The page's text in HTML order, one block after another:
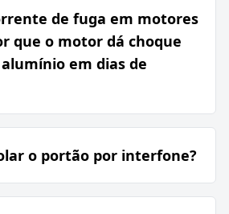
de fuga em motores
que o motor dá choque
em dias de
o portão por interfone?